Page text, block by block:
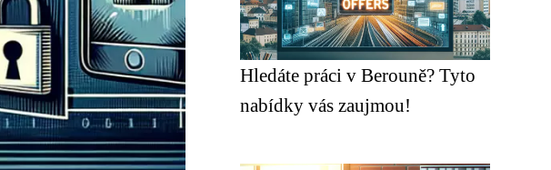
Hledáte práci v Berouně? Tyto
nabídky vás zaujmou!